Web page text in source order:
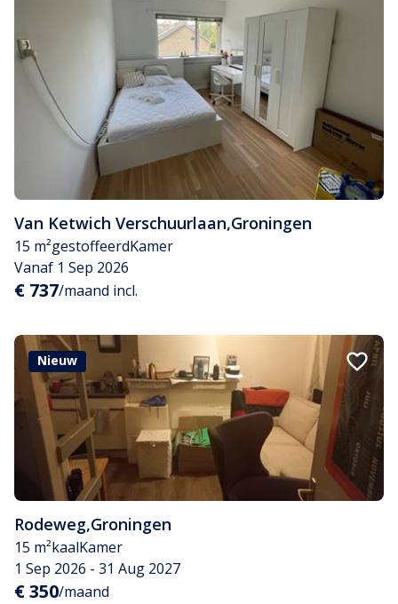
Van Ketwich Verschuurlaan,Groningen
15 m²gestoffeerdKamer
Vanaf 1 Sep 2026
€ 737/maand incl.
Nieuw
Rodeweg,Groningen
15 m²kaalKamer
1 Sep 2026 - 31 Aug 2027
€ 350/maand